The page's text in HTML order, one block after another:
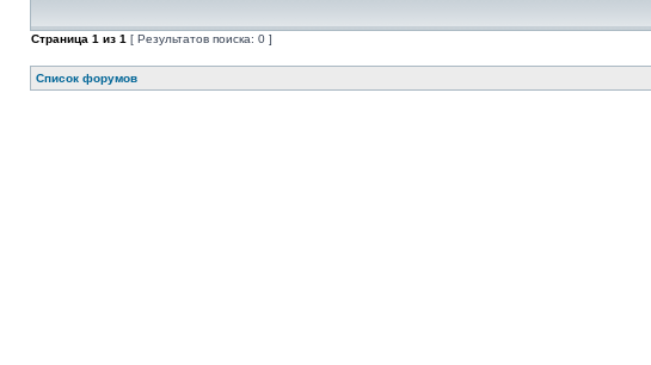
Страница 1 из 1 [ Результатов поиска: 0 ]
Список форумов